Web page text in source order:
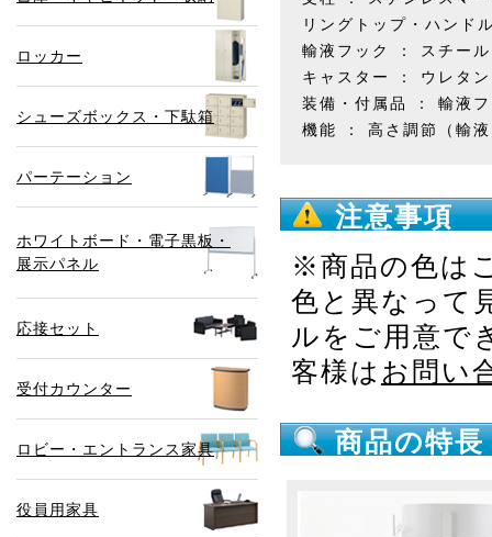
ロッカー
シューズボックス・下駄箱
パーテーション
ホワイトボード・電子黒板・
展示パネル
応接セット
受付カウンター
ロビー・エントランス家具
役員用家具
リングトップ・ハンド
輸液フック ： スチー
キャスター ： ウレタン
装備・付属品 ： 輸液
機能 ： 高さ調節（輸
注意事項
※商品の色は
色と異なって
ルをご用意で
客様は お問い
商品の特長